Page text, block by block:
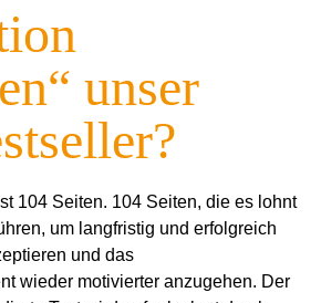
unser
104 Seiten. 104 Seiten, die es lohnt
um langfristig und erfolgreich
und das
wieder motivierter anzugehen. Der